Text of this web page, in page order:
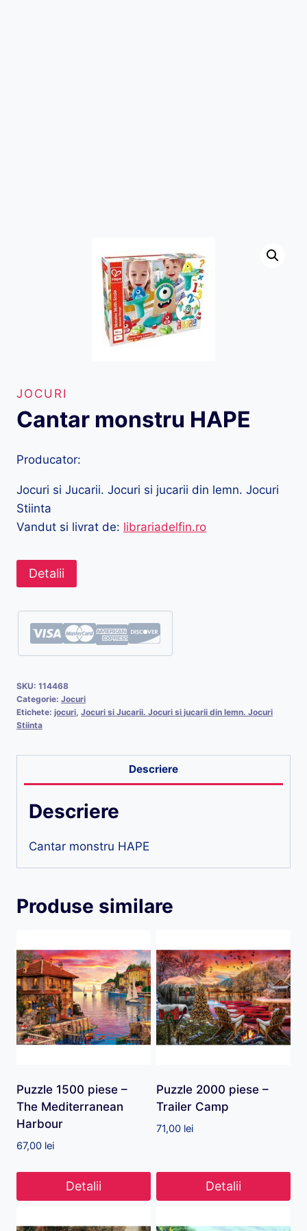
JOCURI
Cantar monstru HAPE
Producator:
Jocuri si Jucarii. Jocuri si jucarii din lemn. Jocuri
Stiinta
Vandut si livrat de: librariadelfin.ro
Detalii
SKU: 114468
Categorie: Jocuri
Etichete: jocuri, Jocuri si Jucarii. Jocuri si jucarii din lemn. Jocuri
Stiinta
Descriere
Descriere
Cantar monstru HAPE
Produse similare
Puzzle 1500 piese –
The Mediterranean
Harbour
67,00 lei
Detalii
Puzzle 2000 piese –
Trailer Camp
71,00 lei
Detalii